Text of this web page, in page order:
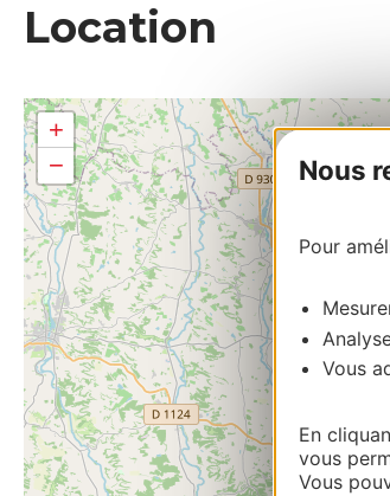
Nous
Pour
Vous
En
vous
Vous
Location
+
−